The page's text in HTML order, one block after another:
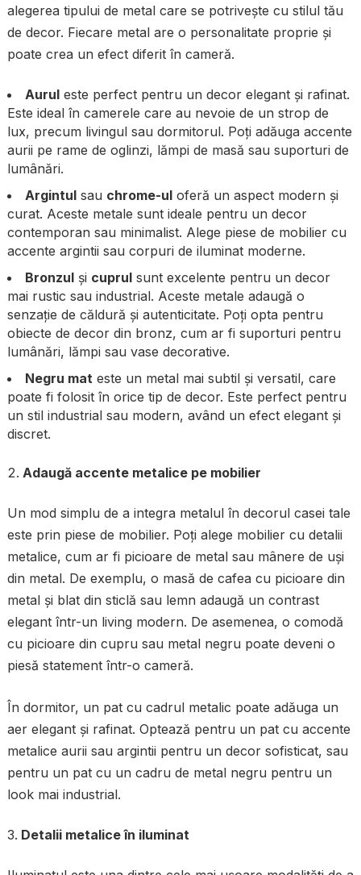
alegerea tipului de metal care se potrivește cu stilul tău
de decor. Fiecare metal are o personalitate proprie și
poate crea un efect diferit în cameră.
Auruleste perfect pentru un decor elegant și rafinat.
Este ideal în camerele care au nevoie de un strop de
lux, precum livingul sau dormitorul. Poți adăuga accente
aurii pe rame de oglinzi, lămpi de masă sau suporturi de
lumânări.
Argintulsau chrome-uloferă un aspect modern și
curat. Aceste metale sunt ideale pentru un decor
contemporan sau minimalist. Alege piese de mobilier cu
accente argintii sau corpuri de iluminat moderne.
Bronzulși cuprulsunt excelente pentru un decor
mai rustic sau industrial. Aceste metale adaugă o
senzație de căldură și autenticitate. Poți opta pentru
obiecte de decor din bronz, cum ar fi suporturi pentru
lumânări, lămpi sau vase decorative.
Negru mat este un metal mai subtil și versatil, care
poate fi folosit în orice tip de decor. Este perfect pentru
un stil industrial sau modern, având un efect elegant și
discret.
Adaugă accente metalice pe mobilier
Un mod simplu de a integra metalul în decorul casei tale
este prin piese de mobilier. Poți alege mobilier cu detalii
metalice, cum ar fi picioare de metal sau mânere de uși
din metal. De exemplu, o masă de cafea cu picioare din
metal și blat din sticlă sau lemn adaugă un contrast
elegant într-un living modern. De asemenea, o comodă
cu picioare din cupru sau metal negru poate deveni o
piesă statement într-o cameră.
În dormitor, un pat cu cadrul metalic poate adăuga un
aer elegant și rafinat. Optează pentru un pat cu accente
metalice aurii sau argintii pentru un decor sofisticat, sau
pentru un pat cu un cadru de metal negru pentru un
look mai industrial.
Detalii metalice în iluminat